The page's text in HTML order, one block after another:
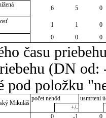
6 5
0
1 1
0
0 0 0
času
(DN
pod položku
Mikuláš
počet nehôd
usmrtení
+/-
0 -1
0